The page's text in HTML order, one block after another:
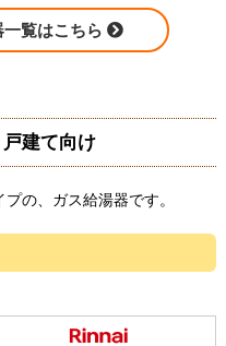
覧はこちら
建て向け
の、ガス給湯器です。